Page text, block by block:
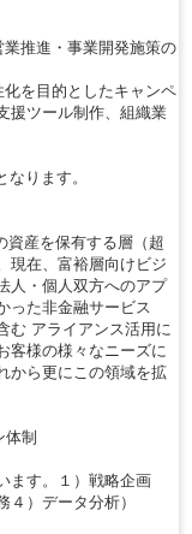
推進・事業開発施策の
を目的としたキャンペ
援ツール制作、組織業
ります。
資産を保有する層（超
現在、富裕層向けビジ
人・個人双方へのアプ
った非金融サービス
む アライアンス活用に
客様の様々なニーズに
から更にこの領域を拡
体制
ます。１）戦略企画
）データ分析）